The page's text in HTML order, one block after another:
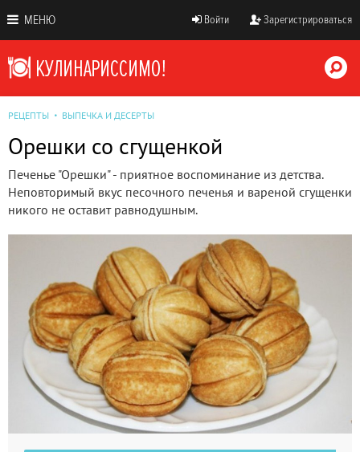
МЕНЮ Войти Зарегистрироваться
РЕЦЕПТЫ ВЫПЕЧКА И ДЕСЕРТЫ
Орешки со сгущенкой
Печенье "Орешки" - приятное воспоминание из детства.
Неповторимый вкус песочного печенья и вареной сгущенки
никого не оставит равнодушным.